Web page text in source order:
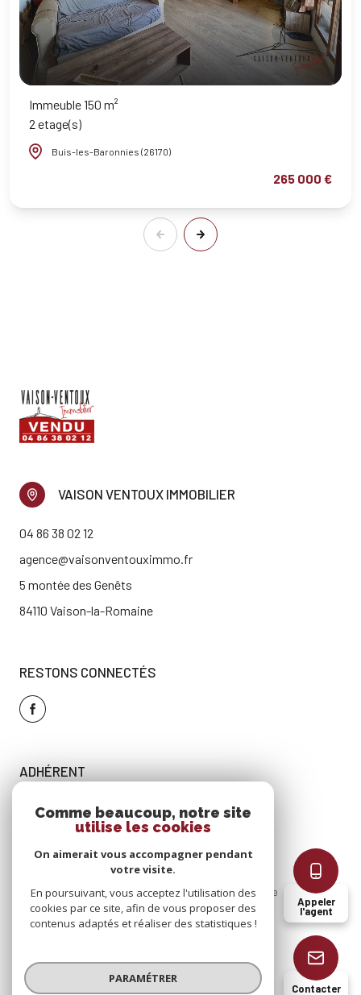
Appeler
l'agent
Contacter
Immeuble 150 m²
2 etage(s)
Buis-les-Baronnies (26170)
265 000 €
VAISON VENTOUX IMMOBILIER
04 86 38 02 12
agence@vaisonventouximmo.fr
5 montée des Genêts
84110 Vaison-la-Romaine
RESTONS CONNECTÉS
ADHÉRENT
Nos
partenaires
Mentions
légales
Admin
Nos
honoraires
Politique
RGPD
Cookies
© 2026 | Tous droits réservés
Comme beaucoup, notre site
utilise les cookies
On aimerait vous accompagner pendant
votre visite.
En poursuivant, vous acceptez l'utilisation des
cookies par ce site, afin de vous proposer des
contenus adaptés et réaliser des statistiques !
PARAMÉTRER